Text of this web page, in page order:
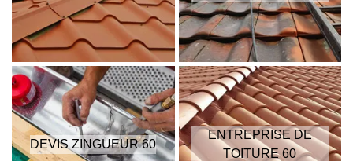
DEVIS ZINGUEUR 60
ENTREPRISE DE
TOITURE 60